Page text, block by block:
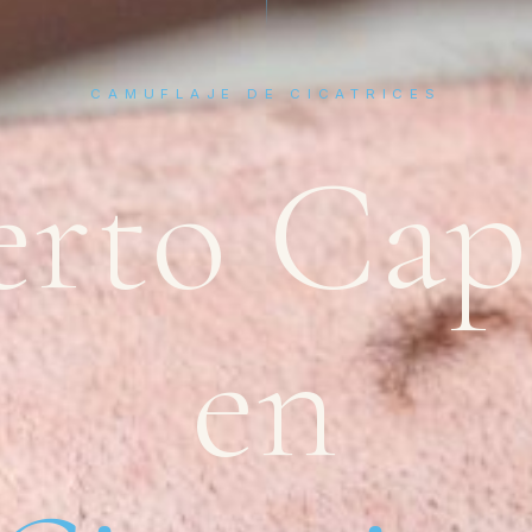
CAMUFLAJE DE CICATRICES
en